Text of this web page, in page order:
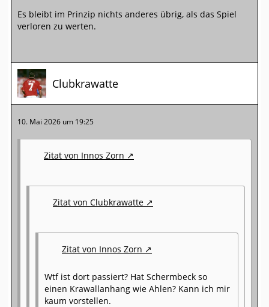
Es bleibt im Prinzip nichts anderes übrig, als das Spiel
verloren zu werten.
Clubkrawatte
10. Mai 2026 um 19:25
Zitat von Innos Zorn
Zitat von Clubkrawatte
Zitat von Innos Zorn
Wtf ist dort passiert? Hat Schermbeck so
einen Krawallanhang wie Ahlen? Kann ich mir
kaum vorstellen.